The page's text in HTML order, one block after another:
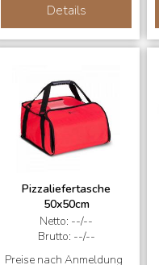
Details
Pizzaliefertasche
50x50cm
Netto: --/--
Brutto: --/--
Preise nach Anmeldung